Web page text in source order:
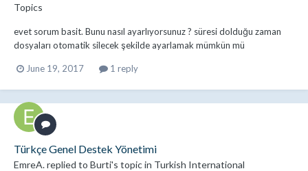
Topics
evet sorum basit. Bunu nasıl ayarlıyorsunuz ? süresi dolduğu zaman
dosyaları otomatik silecek şekilde ayarlamak mümkün mü
June 19, 2017 1 reply
Türkçe Genel Destek Yönetimi
EmreA.replied to Burti's topic in Turkish International